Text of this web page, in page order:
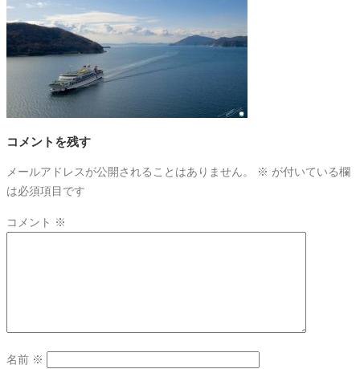
コメントを残す
メールアドレスが公開されることはありません。 ※ が付いている欄
は必須項目です
コメント ※
名前 ※